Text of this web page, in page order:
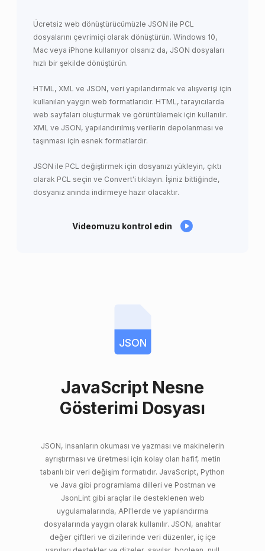
Ücretsiz web dönüştürücümüzle JSON ile PCL
dosyalarını çevrimiçi olarak dönüştürün. Windows 10,
Mac veya iPhone kullanıyor olsanız da, JSON dosyaları
hızlı bir şekilde dönüştürün.
HTML, XML ve JSON, veri yapılandırmak ve alışverişi için
kullanılan yaygın web formatlarıdır. HTML, tarayıcılarda
web sayfaları oluşturmak ve görüntülemek için kullanılır.
XML ve JSON, yapılandırılmış verilerin depolanması ve
taşınması için esnek formatlardır.
JSON ile PCL değiştirmek için dosyanızı yükleyin, çıktı
olarak PCL seçin ve Convert'i tıklayın. İşiniz bittiğinde,
dosyanız anında indirmeye hazır olacaktır.
Videomuzu kontrol edin
JSON
JavaScript Nesne
Gösterimi Dosyası
JSON, insanların okuması ve yazması ve makinelerin
ayrıştırması ve üretmesi için kolay olan hafif, metin
tabanlı bir veri değişim formatıdır. JavaScript, Python
ve Java gibi programlama dilleri ve Postman ve
JsonLint gibi araçlar ile desteklenen web
uygulamalarında, API'lerde ve yapılandırma
dosyalarında yaygın olarak kullanılır. JSON, anahtar
değer çiftleri ve dizilerinde veri düzenler, iç içe